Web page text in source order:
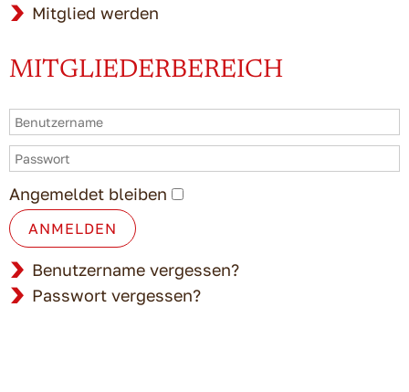
Mitglied werden
MITGLIEDERBEREICH
Angemeldet bleiben
ANMELDEN
Benutzername vergessen?
Passwort vergessen?